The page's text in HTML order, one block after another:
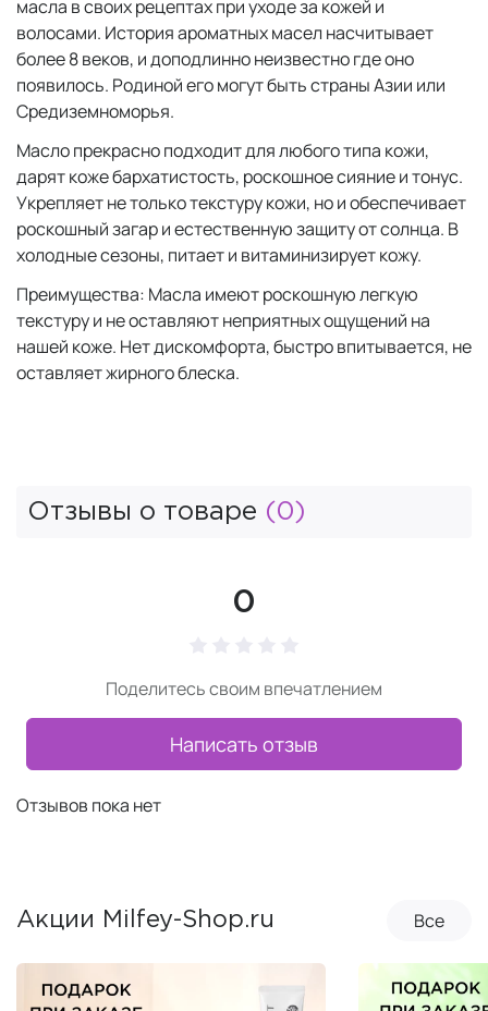
масла в своих рецептах при уходе за кожей и
волосами. История ароматных масел насчитывает
более 8 веков, и доподлинно неизвестно где оно
появилось. Родиной его могут быть страны Азии или
Средиземноморья.
Масло прекрасно подходит для любого типа кожи,
дарят коже бархатистость, роскошное сияние и тонус.
Укрепляет не только текстуру кожи, но и обеспечивает
роскошный загар и естественную защиту от солнца. В
холодные сезоны, питает и витаминизирует кожу.
Преимущества: Масла имеют роскошную легкую
текстуру и не оставляют неприятных ощущений на
нашей коже. Нет дискомфорта, быстро впитывается, не
оставляет жирного блеска.
Отзывы о товаре (0)
0
Поделитесь своим впечатлением
Написать отзыв
Отзывов пока нет
Акции Milfey-Shop.ru Все